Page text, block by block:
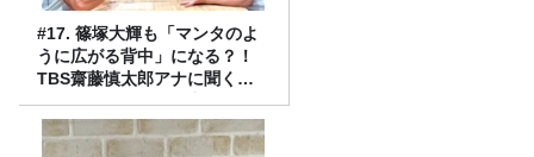
#17. 篠塚大輝も「マンタのよ
うに広がる背中」になる？！
TBS齋藤慎太郎アナに聞くメ
ンズフィジークの魅力！！